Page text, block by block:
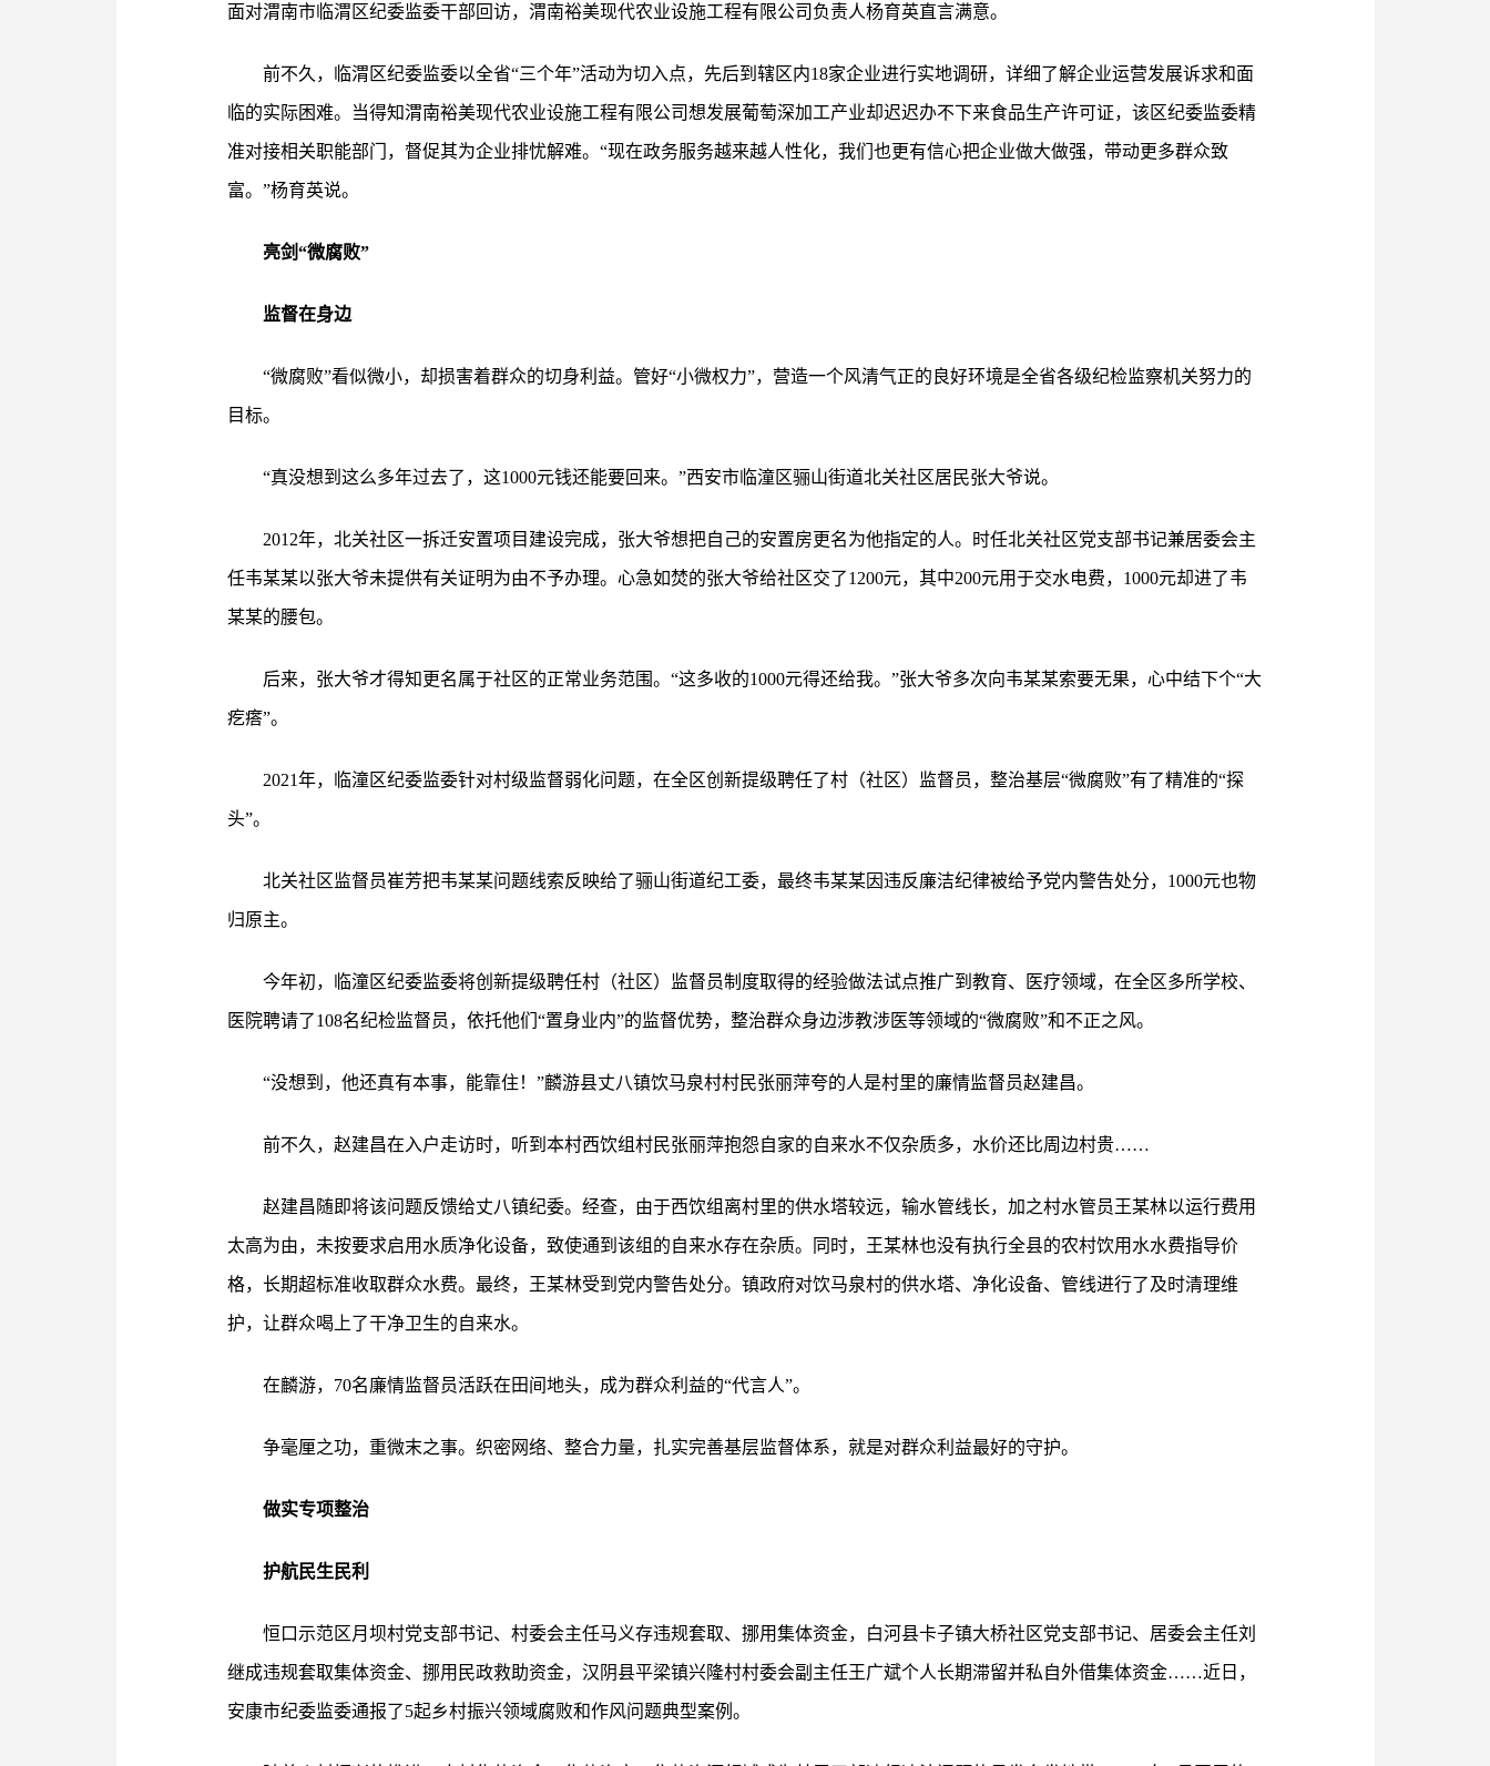
面对渭南市临渭区纪委监委干部回访，渭南裕美现代农业设施工程有限公司负责人杨育英直言满意。
前不久，临渭区纪委监委以全省“三个年”活动为切入点，先后到辖区内18家企业进行实地调研，详细了解企业运营发展诉求和面
临的实际困难。当得知渭南裕美现代农业设施工程有限公司想发展葡萄深加工产业却迟迟办不下来食品生产许可证，该区纪委监委精
准对接相关职能部门，督促其为企业排忧解难。“现在政务服务越来越人性化，我们也更有信心把企业做大做强，带动更多群众致
富。”杨育英说。
亮剑“微腐败”
监督在身边
“微腐败”看似微小，却损害着群众的切身利益。管好“小微权力”，营造一个风清气正的良好环境是全省各级纪检监察机关努力的
目标。
“真没想到这么多年过去了，这1000元钱还能要回来。”西安市临潼区骊山街道北关社区居民张大爷说。
2012年，北关社区一拆迁安置项目建设完成，张大爷想把自己的安置房更名为他指定的人。时任北关社区党支部书记兼居委会主
任韦某某以张大爷未提供有关证明为由不予办理。心急如焚的张大爷给社区交了1200元，其中200元用于交水电费，1000元却进了韦
某某的腰包。
后来，张大爷才得知更名属于社区的正常业务范围。“这多收的1000元得还给我。”张大爷多次向韦某某索要无果，心中结下个“大
疙瘩”。
2021年，临潼区纪委监委针对村级监督弱化问题，在全区创新提级聘任了村（社区）监督员，整治基层“微腐败”有了精准的“探
头”。
北关社区监督员崔芳把韦某某问题线索反映给了骊山街道纪工委，最终韦某某因违反廉洁纪律被给予党内警告处分，1000元也物
归原主。
今年初，临潼区纪委监委将创新提级聘任村（社区）监督员制度取得的经验做法试点推广到教育、医疗领域，在全区多所学校、
医院聘请了108名纪检监督员，依托他们“置身业内”的监督优势，整治群众身边涉教涉医等领域的“微腐败”和不正之风。
“没想到，他还真有本事，能靠住！”麟游县丈八镇饮马泉村村民张丽萍夸的人是村里的廉情监督员赵建昌。
前不久，赵建昌在入户走访时，听到本村西饮组村民张丽萍抱怨自家的自来水不仅杂质多，水价还比周边村贵……
赵建昌随即将该问题反馈给丈八镇纪委。经查，由于西饮组离村里的供水塔较远，输水管线长，加之村水管员王某林以运行费用
太高为由，未按要求启用水质净化设备，致使通到该组的自来水存在杂质。同时，王某林也没有执行全县的农村饮用水水费指导价
格，长期超标准收取群众水费。最终，王某林受到党内警告处分。镇政府对饮马泉村的供水塔、净化设备、管线进行了及时清理维
护，让群众喝上了干净卫生的自来水。
在麟游，70名廉情监督员活跃在田间地头，成为群众利益的“代言人”。
争毫厘之功，重微末之事。织密网络、整合力量，扎实完善基层监督体系，就是对群众利益最好的守护。
做实专项整治
护航民生民利
恒口示范区月坝村党支部书记、村委会主任马义存违规套取、挪用集体资金，白河县卡子镇大桥社区党支部书记、居委会主任刘
继成违规套取集体资金、挪用民政救助资金，汉阴县平梁镇兴隆村村委会副主任王广斌个人长期滞留并私自外借集体资金……近日，
安康市纪委监委通报了5起乡村振兴领域腐败和作风问题典型案例。